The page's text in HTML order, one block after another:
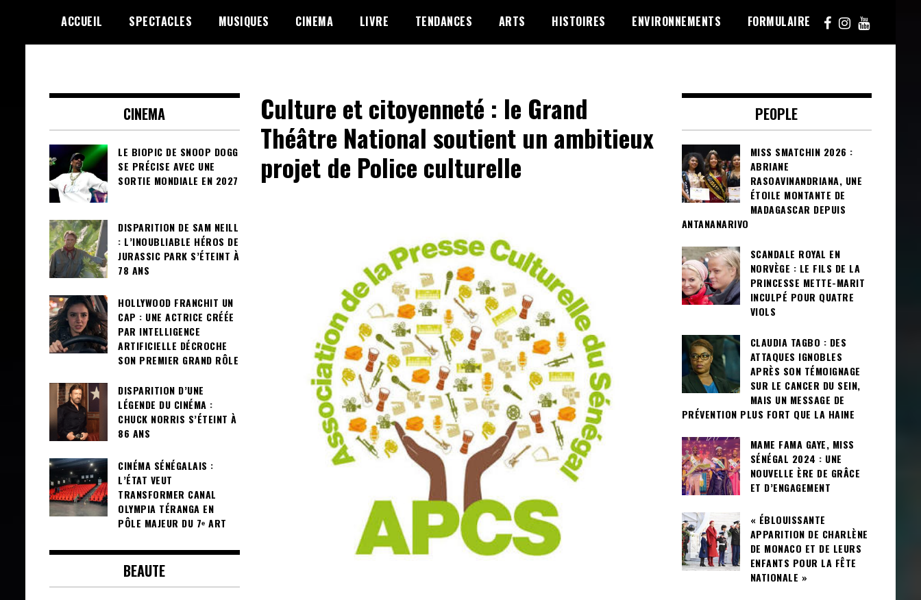
content
ACCUEIL SPECTACLES MUSIQUES CINEMA LIVRE TENDANCES ARTS HISTOIRES ENVIRONNEMENTS FORMULAIRE
sunuculture
Culture et citoyenneté : le Grand
Théâtre National soutient un ambitieux
projet de Police culturelle
CINEMA
LE BIOPIC DE SNOOP DOGG
SE PRÉCISE AVEC UNE
SORTIE MONDIALE EN 2027
DISPARITION DE SAM NEILL
: L’INOUBLIABLE HÉROS DE
JURASSIC PARK S’ÉTEINT À
78 ANS
HOLLYWOOD FRANCHIT UN
CAP : UNE ACTRICE CRÉÉE
PAR INTELLIGENCE
ARTIFICIELLE DÉCROCHE
SON PREMIER GRAND RÔLE
DISPARITION D’UNE
LÉGENDE DU CINÉMA :
CHUCK NORRIS S’ÉTEINT À
86 ANS
CINÉMA SÉNÉGALAIS :
L’ÉTAT VEUT
TRANSFORMER CANAL
OLYMPIA TÉRANGA EN
PÔLE MAJEUR DU 7ᵉ ART
BEAUTE
PEOPLE
MISS SMATCHIN 2026 :
ABRIANE
RASOAVINANDRIANA, UNE
ÉTOILE MONTANTE DE
MADAGASCAR DEPUIS
ANTANANARIVO
SCANDALE ROYAL EN
NORVÈGE : LE FILS DE LA
PRINCESSE METTE-MARIT
INCULPÉ POUR QUATRE
VIOLS
CLAUDIA TAGBO : DES
ATTAQUES IGNOBLES
APRÈS SON TÉMOIGNAGE
SUR LE CANCER DU SEIN,
MAIS UN MESSAGE DE
PRÉVENTION PLUS FORT QUE LA HAINE
MAME FAMA GAYE, MISS
SÉNÉGAL 2024 : UNE
NOUVELLE ÈRE DE GRÂCE
ET D’ENGAGEMENT
« ÉBLOUISSANTE
APPARITION DE CHARLÈNE
DE MONACO ET DE LEURS
ENFANTS POUR LA FÊTE
NATIONALE »